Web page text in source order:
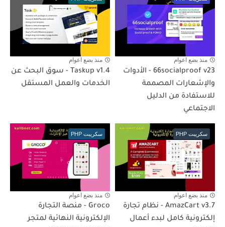
منذ بضع اعوام
66socialproof v23 - الأدوات
والإشعارات المصممة
للاستفادة من الدليل
الاجتماعي
منذ بضع اعوام
Taskup v1.4 - سوق البحث عن
الخدمات والعمل المستقل
سكريبت PHP
منذ بضع اعوام
AmazCart v3.7 - نظام تجارة
إلكترونية كامل لبدء أعمال
سكريبت PHP
منذ بضع اعوام
Groco - منصة التجارة
الإلكترونية النهائية لمتجر